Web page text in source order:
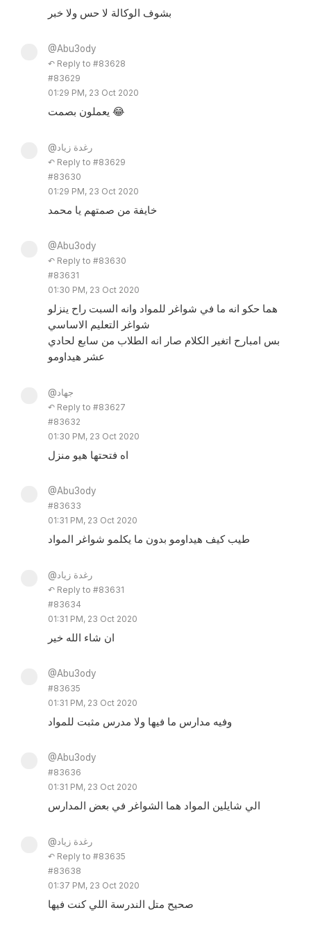
بشوف الوكالة لا حس ولا خبر
@Abu3ody
↶ Reply to #83628
#83629
01:29 PM, 23 Oct 2020
يعملون بصمت 😂
@رغدة زياد
↶ Reply to #83629
#83630
01:29 PM, 23 Oct 2020
خايفة من صمتهم يا محمد
@Abu3ody
↶ Reply to #83630
#83631
01:30 PM, 23 Oct 2020
هما حكو انه ما في شواغر للمواد وانه السبت راح ينزلو
شواغر التعليم الاساسي
بس امبارح اتغير الكلام صار انه الطلاب من سابع لحادي
عشر هيداومو
@جهاد
↶ Reply to #83627
#83632
01:30 PM, 23 Oct 2020
اه فتحتها هيو منزل
@Abu3ody
#83633
01:31 PM, 23 Oct 2020
طيب كيف هيداومو بدون ما يكلمو شواغر المواد
@رغدة زياد
↶ Reply to #83631
#83634
01:31 PM, 23 Oct 2020
ان شاء الله خير
@Abu3ody
#83635
01:31 PM, 23 Oct 2020
وفيه مدارس ما فيها ولا مدرس مثبت للمواد
@Abu3ody
#83636
01:31 PM, 23 Oct 2020
الي شايلين المواد هما الشواغر في بعض المدارس
@رغدة زياد
↶ Reply to #83635
#83638
01:37 PM, 23 Oct 2020
صحيح متل الندرسة اللي كنت فيها